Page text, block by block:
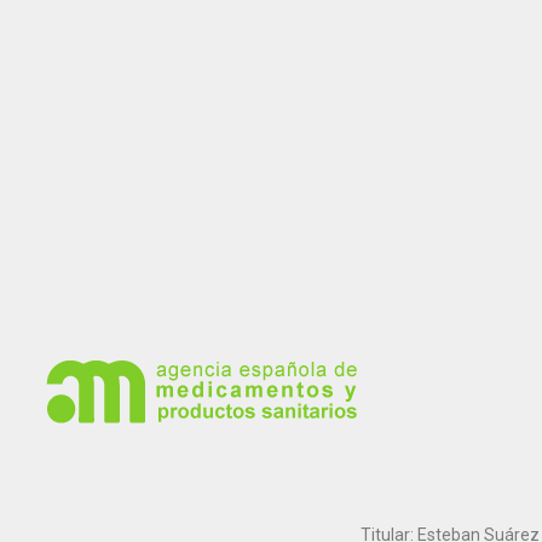
Titular: Esteban Suárez